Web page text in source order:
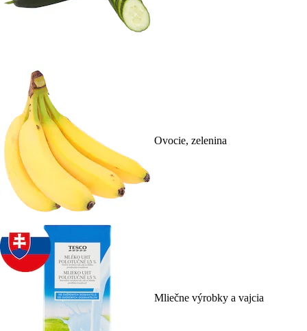
Ovocie, zelenina
Mliečne výrobky a vajcia